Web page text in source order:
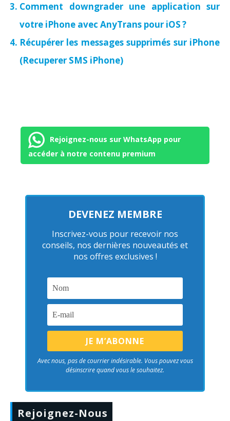
Comment downgrader une application sur
votre iPhone avec AnyTrans pour iOS ?
Récupérer les messages supprimés sur iPhone
(Recuperer SMS iPhone)
Rejoignez-nous sur WhatsApp pour
accéder à notre contenu premium
DEVENEZ MEMBRE
Inscrivez-vous pour recevoir nos
conseils, nos dernières nouveautés et
nos offres exclusives !
Avec nous, pas de courrier indésirable. Vous pouvez vous
désinscrire quand vous le souhaitez.
Rejoignez-Nous